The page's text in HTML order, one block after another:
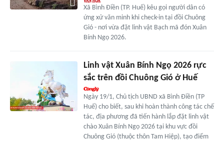
Xã Bình Điền (TP. Huế) kêu gọi người dân có
ứng xử văn minh khi check-in tại đồi Chuông
Gió - nơi vừa đặt linh vật Bạch mã đón Xuân
Bính Ngọ 2026.
Linh vật Xuân Bính Ngọ 2026 rực
sắc trên đồi Chuông Gió ở Huế
Ngày 19/1, Chủ tịch UBND xã Bình Điền (TP
Huế) cho biết, sau khi hoàn thành công tác chế
tác, địa phương đã tiến hành lắp đặt linh vật
chào Xuân Bính Ngọ 2026 tại khu vực đồi
Chuông Gió (thuộc thôn Tam Hiệp), tạo điểm